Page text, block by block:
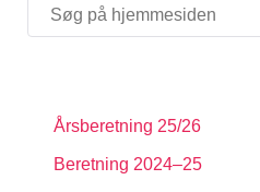
Årsberetning 25/26
Beretning 2024–25